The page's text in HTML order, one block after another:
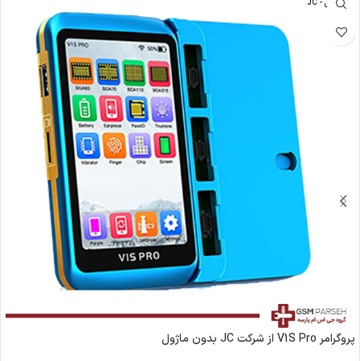
جی سی - JC
پروگرامر V1S Pro از شرکت JC بدون ماژول